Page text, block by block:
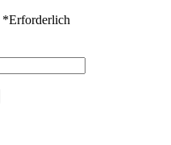
*Erforderlich